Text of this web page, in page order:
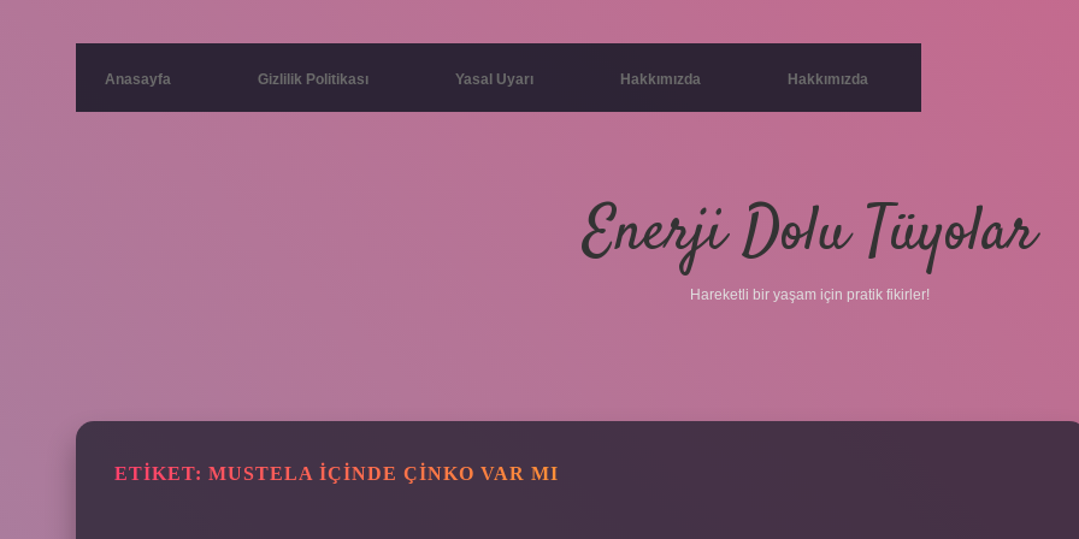
Anasayfa Gizlilik Politikası Yasal Uyarı Hakkımızda Hakkımızda
Enerji Dolu Tüyolar
Hareketli bir yaşam için pratik fikirler!
ETIKET: MUSTELA IÇINDE ÇINKO VAR MI